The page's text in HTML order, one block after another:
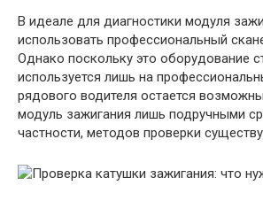
В идеале для диагностики модуля
использовать профессиональный
Однако поскольку это оборудование
используется лишь на
рядового водителя остается
модуль зажигания лишь подручными
частности, методов проверки